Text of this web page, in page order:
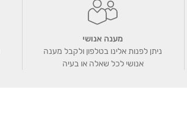
מענה אנושי
ניתן לפנות אלינו בטלפון ולקבל מענה
אנושי לכל שאלה או בעיה